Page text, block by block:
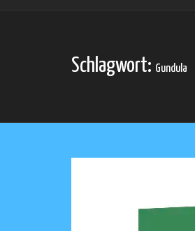
Schlagwort: Gundula